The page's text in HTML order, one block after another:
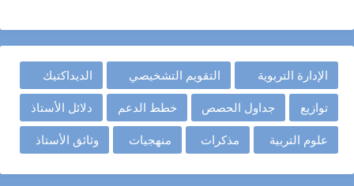
الإدارة التربوية التقويم التشخيصي الديداكتيك
توازيع جداول الحصص خطط الدعم دلائل الأستاذ
علوم التربية مذكرات منهجيات وثائق الأستاذ